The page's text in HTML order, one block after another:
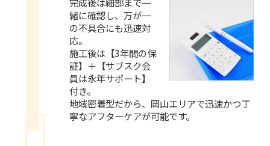
完成後は細部まで一
緒に確認し、万が一
の不具合にも迅速対
応。
施工後は【3年間の保
証】＋【サブスク会
員は永年サポート】
付き。
地域密着型だから、岡山エリアで迅速かつ丁
寧なアフターケアが可能です。